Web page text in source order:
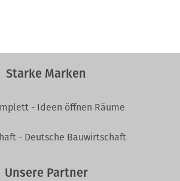
Starke Marken
Unsere Partner